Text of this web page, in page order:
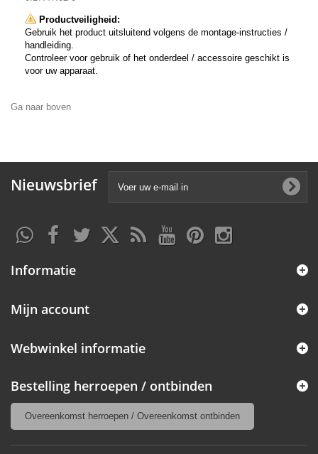
Productveiligheid:
Gebruik het product uitsluitend volgens de montage-instructies /
handleiding.
Controleer voor gebruik of het onderdeel / accessoire geschikt is
voor uw apparaat.
Ga naar boven
Nieuwsbrief
Informatie
Mijn account
Webwinkel informatie
Bestelling herroepen / ontbinden
Overeenkomst herroepen / Overeenkomst ontbinden